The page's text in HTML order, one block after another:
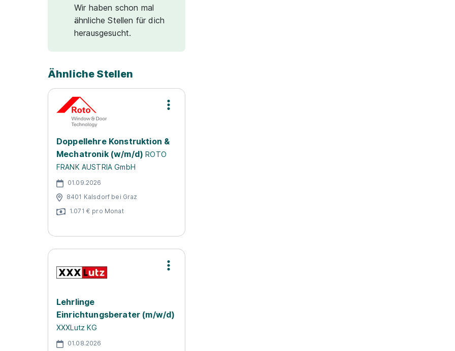
Wir haben schon mal
ähnliche Stellen für dich
herausgesucht.
Ähnliche Stellen
Doppellehre Konstruktion &
Mechatronik (w/m/d) ROTO
FRANK AUSTRIA GmbH
01.09.2026
8401 Kalsdorf bei Graz
1.071 € pro Monat
Lehrlinge
Einrichtungsberater (m/w/d)
XXXLutz KG
01.08.2026